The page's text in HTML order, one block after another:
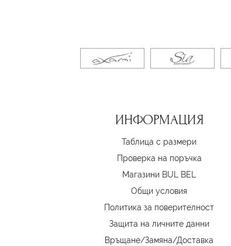
ИНФОРМАЦИЯ
Таблица с размери
Проверка на поръчка
Магазини BUL BEL
Oбщи условия
Политика за поверителност
Защита на личните данни
Връщане/Замяна/Доставка